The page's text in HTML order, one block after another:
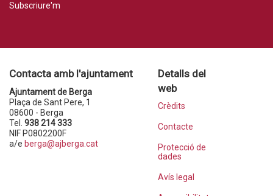
Subscriure'm
Contacta amb l'ajuntament
Ajuntament de Berga
Plaça de Sant Pere, 1
08600 - Berga
Tel. 938 214 333
NIF P0802200F
a/e berga@ajberga.cat
Detalls del
web
Crèdits
Contacte
Protecció de
dades
Avís legal